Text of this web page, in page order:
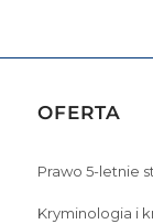
OFERTA
Prawo 5-letnie
Kryminologia i